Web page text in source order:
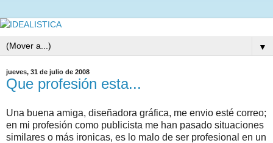
▼
jueves, 31 de julio de 2008
Que profesión esta...
Una buena amiga, diseñadora gráfica, me envio esté correo;
en mi profesión como publicista me han pasado situaciones
similares o más ironicas, es lo malo de ser profesional en un